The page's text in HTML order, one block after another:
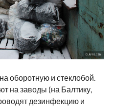
оборотную и стеклобой.
на заводы (на Балтику,
дезинфекцию и